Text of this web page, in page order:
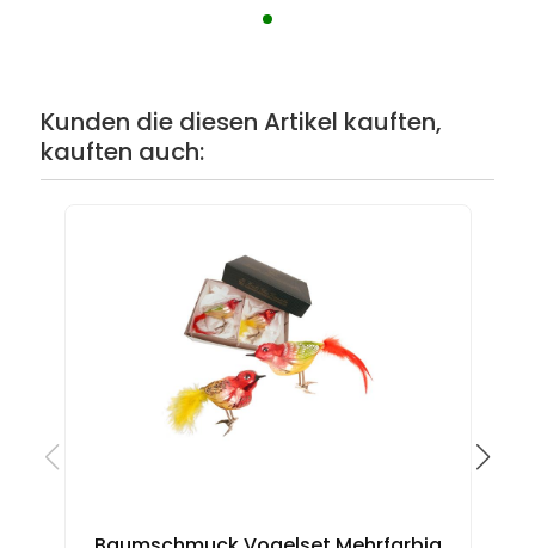
Kunden die diesen Artikel kauften,
kauften auch: